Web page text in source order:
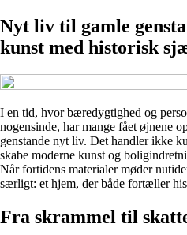
Nyt liv til gamle
kunst med historisk
I en tid, hvor bæredygtighed og
nogensinde, har mange fået øjnene
genstande nyt liv. Det handler ikke
skabe moderne kunst og
Når fortidens materialer møder
særligt: et hjem, der både fortæller
Fra skrammel til